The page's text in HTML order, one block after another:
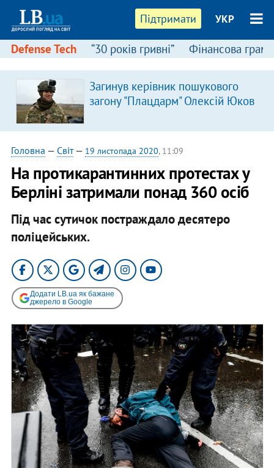
Підтримати УКР
Defense Tech “30 років гривні” Фінансова
Загинув керівник пошукового
загону "Плацдарм" Олексій Юков
Головна — Світ— 19 листопада 2020, 11:09
На протикарантинних протестах у
Берліні затримали понад 360 осіб
Під час сутичок постраждало десятеро
поліцейських.
Додати LB.ua як бажане
джерело в Google